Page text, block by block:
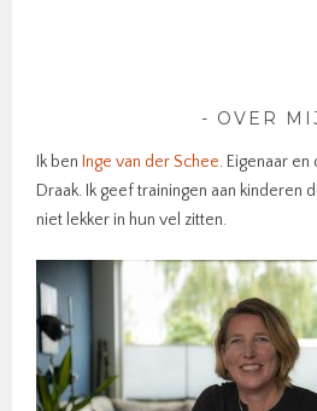
OVER
Ik ben Inge van der Schee. Eigenaar
Draak. Ik geef trainingen aan kinderen
niet lekker in hun vel zitten.